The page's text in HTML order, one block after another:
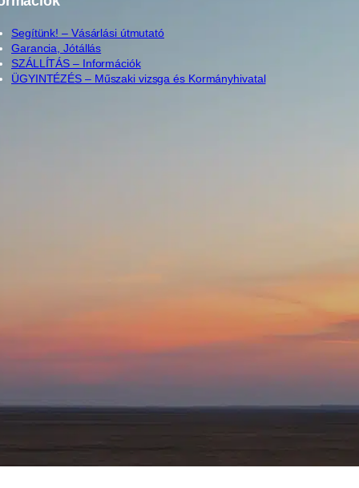
Segítünk! – Vásárlási útmutató
Garancia, Jótállás
SZÁLLÍTÁS – Információk
ÜGYINTÉZÉS – Műszaki vizsga és Kormányhivatal